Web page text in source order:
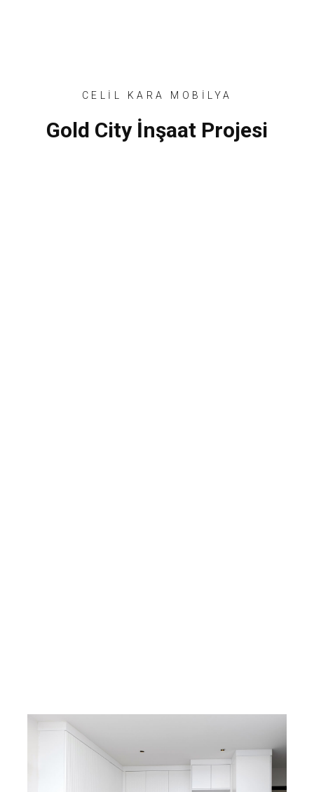
CELİL KARA MOBİLYA
Gold City İnşaat Projesi